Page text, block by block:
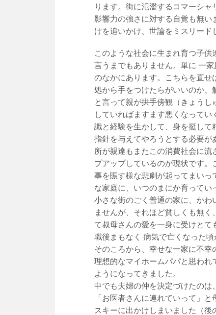
ります。街に氾濫するコマーシ
影響力の強さに対する自覚も無
けを追いかけ、世論をミスリード
このような社会に生まれ育つ子
言うまでもありません。単に 一
のなかにあります。こちらを直
処から手をつけたらがいいのか、
と言って親が拱手傍観（きょうし
していればますます悪くなって
識と経験を生かして、身を挺し
指針を与えてやろうとする必要が
所が親達もまたこの消費社会に
プアップしているのが現状です
事を賑す様な悲劇が起ってまい
な家庭に、いつのまにか育ってい
小さな街のごく普通の家に、かわ
ませんが、それほど貧しくも無
て叔母さんの愛を一身に受けとて
職後まもなく 病気で亡くなった
そのころから、幸せな一家に不幸
理想的なマイホームパパと思われ
ようになってきました。
中でも夫婦の仲を決定づけたのは
「お医者さんに連れていって」
スキーに出かけしまいました（